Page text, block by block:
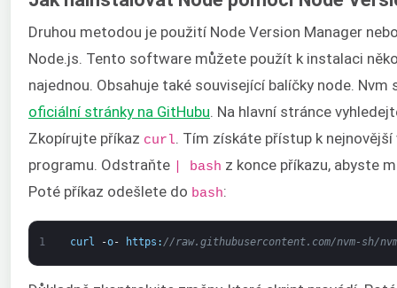
Druhou metodou je použití Node Version Manager
Node.js. Tento software můžete použít k instalaci
najednou. Obsahuje také související balíčky node.
oficiální stránky na GitHubu. Na hlavní stránce
Zkopírujte příkaz curl. Tím získáte přístup k
programu. Odstraňte
| bash z konce příkazu, abyste
Poté příkaz odešlete do bash:
1 curl -o- https : //raw.githubusercontent.com/nvm-sh/